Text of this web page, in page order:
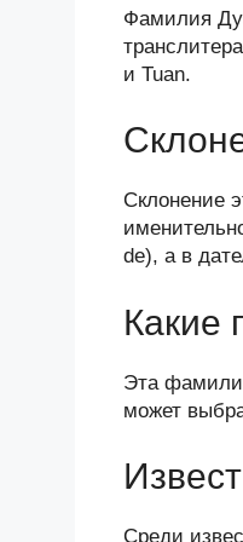
Фамилия
и Tuan.
Склонение
de), а в
Какие
Эта
может
Среди